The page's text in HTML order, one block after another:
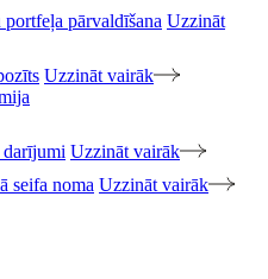
pārvaldīšana Uzzināt
Uzzināt vairāk
Uzzināt vairāk
seifa noma Uzzināt vairāk